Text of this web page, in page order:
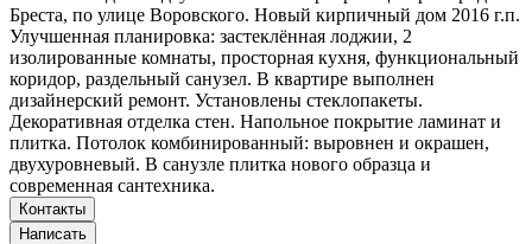
Бреста, по улице Воровского. Новый кирпичный дом 2016 г.п.
Улучшенная планировка: застеклённая лоджии, 2
изолированные комнаты, просторная кухня, функциональный
коридор, раздельный санузел. В квартире выполнен
дизайнерский ремонт. Установлены стеклопакеты.
Декоративная отделка стен. Напольное покрытие ламинат и
плитка. Потолок комбинированный: выровнен и окрашен,
двухуровневый. В санузле плитка нового образца и
современная сантехника.
Контакты
Написать